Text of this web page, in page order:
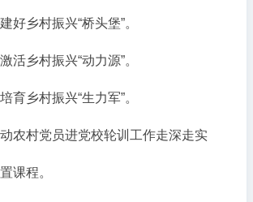
好乡村振兴“桥头堡”。
活乡村振兴“动力源”。
育乡村振兴“生力军”。
动农村党员进党校轮训工作走深走实
课程。